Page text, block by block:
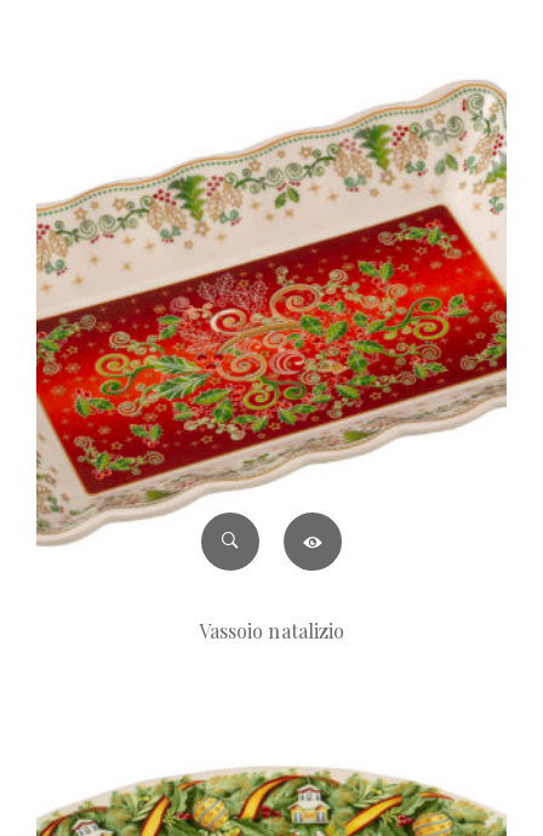
Vassoio natalizio